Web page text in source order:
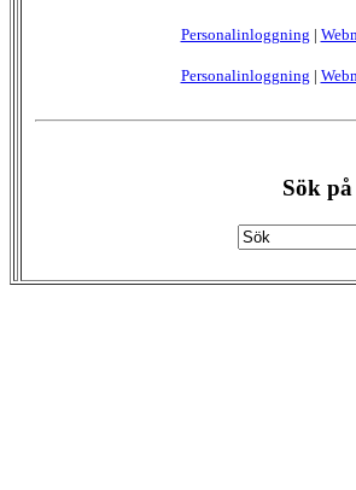
Personalinloggning |
Personalinloggning |
Sök